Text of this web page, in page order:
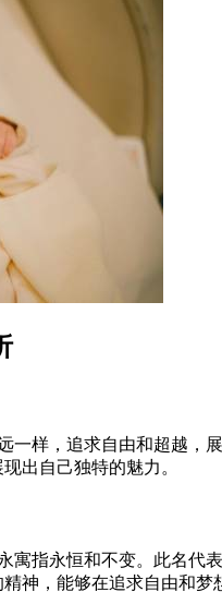
一样，追求自由和超越，
出自己独特的魅力。
寓指永恒和不变。此名代
神，能够在追求自由和梦